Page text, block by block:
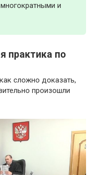
и
практика по
сложно доказать,
произошли